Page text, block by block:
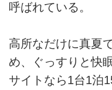
呼ばれている。
高所なだけに真夏
め、ぐっすりと快
サイトなら1台1泊